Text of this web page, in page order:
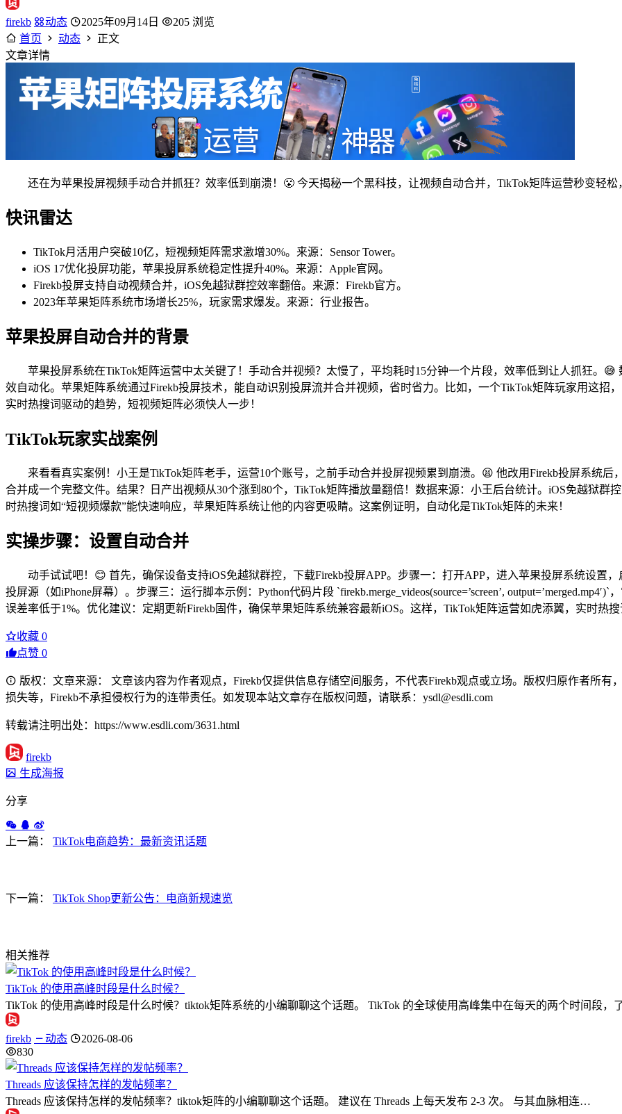
firekb 动态 2025年09月14日
205 浏览
首页
动态
正文
文章详情
还在为苹果投屏视频手动合并抓狂？效率低到崩溃！😤 今天揭秘一个黑科技，让视频自动合并，TikTok矩阵运营秒变轻松
快讯雷达
TikTok月活用户突破10亿，短视频矩阵需求激增30%。来源：Sensor Tower。
iOS 17优化投屏功能，苹果投屏系统稳定性提升40%。来源：Apple官网。
Firekb投屏支持自动视频合并，iOS免越狱群控效率翻倍。来源：Firekb官方。
2023年苹果矩阵系统市场增长25%，玩家需求爆发。来源：行业报告。
苹果投屏自动合并的背景
苹果投屏系统在TikTok矩阵运营中太关键了！手动合并视频？太慢了，平均耗时15分钟一个片段，效率低到让人抓狂。
效自动化。苹果矩阵系统通过Firekb投屏技术，能自动识别投屏流并合并视频，省时省力。比如，一个TikTok矩阵玩家用这招
实时热搜词驱动的趋势，短视频矩阵必须快人一步！
TikTok玩家实战案例
来看看真实案例！小王是TikTok矩阵老手，运营10个账号，之前手动合并投屏视频累到崩溃。😫 他改用Firekb投屏系统后
合并成一个完整文件。结果？日产出视频从30个涨到80个，TikTok矩阵播放量翻倍！数据来源：小王后台统计。iOS免越狱
时热搜词如“短视频爆款”能快速响应，苹果矩阵系统让他的内容更吸睛。这案例证明，自动化是TikTok矩阵的未来！
实操步骤：设置自动合并
动手试试吧！😊 首先，确保设备支持iOS免越狱群控，下载Firekb投屏APP。步骤一：打开APP，进入苹果投屏系统设置
投屏源（如iPhone屏幕）。步骤三：运行脚本示例：Python代码片段 `firekb.merge_videos(source=’screen’,
误差率低于1%。优化建议：定期更新Firekb固件，确保苹果矩阵系统兼容最新iOS。这样，TikTok矩阵运营如虎添翼，实时热搜
收藏 0
点赞 0
版权：文章来源： 文章该内容为作者观点，Firekb仅提供信息存储空间服务，不代表Firekb观点或立场。版权归原作者所有
损失等，Firekb不承担侵权行为的连带责任。如发现本站文章存在版权问题，请联系：ysdl@esdli.com
转载请注明出处：https://www.esdli.com/3631.html
firekb
生成海报
分享
上一篇： TikTok电商趋势：最新资讯话题
下一篇： TikTok Shop更新公告：电商新规速览
相关推荐
TikTok 的使用高峰时段是什么时候？
TikTok 的使用高峰时段是什么时候？tiktok矩阵系统的小编聊聊这个话题。 TikTok 的全球使用高峰集中在每天的两个时间段，
firekb 动态
2026-08-06
830
Threads 应该保持怎样的发帖频率？
Threads 应该保持怎样的发帖频率？tiktok矩阵的小编聊聊这个话题。 建议在 Threads 上每天发布 2-3 次。 与其血脉相连…